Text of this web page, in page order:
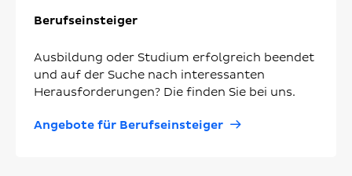
Berufseinsteiger
Ausbildung oder Studium erfolgreich beendet
und auf der Suche nach interessanten
Herausforderungen? Die finden Sie bei uns.
Angebote für Berufseinsteiger